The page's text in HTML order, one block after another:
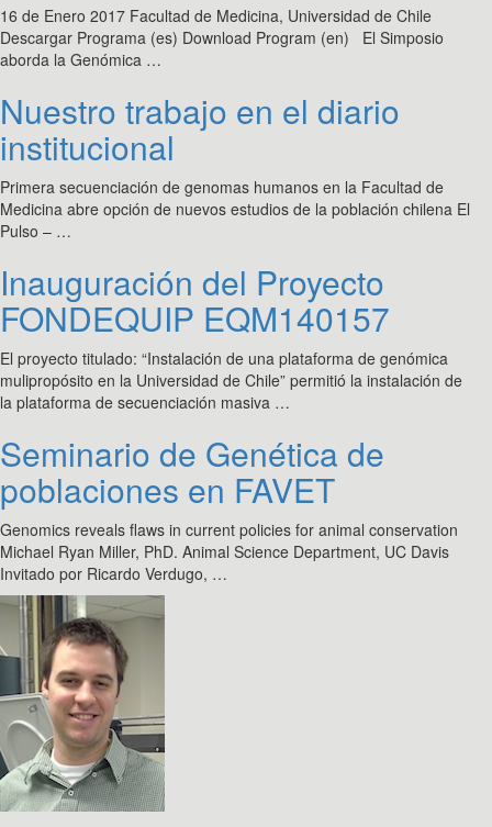
16 de Enero 2017 Facultad de Medicina, Universidad de Chile
Descargar Programa (es) Download Program (en) El Simposio
aborda la Genómica …
Nuestro trabajo en el diario
institucional
Primera secuenciación de genomas humanos en la Facultad de
Medicina abre opción de nuevos estudios de la población chilena El
Pulso – …
Inauguración del Proyecto
FONDEQUIP EQM140157
El proyecto titulado: “Instalación de una plataforma de genómica
mulipropósito en la Universidad de Chile” permitió la instalación de
la plataforma de secuenciación masiva …
Seminario de Genética de
poblaciones en FAVET
Genomics reveals flaws in current policies for animal conservation
Michael Ryan Miller, PhD. Animal Science Department, UC Davis
Invitado por Ricardo Verdugo, …